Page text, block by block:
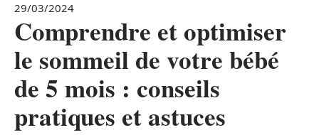
29/03/2024
Comprendre et optimiser
le sommeil de votre bébé
de 5 mois : conseils
pratiques et astuces